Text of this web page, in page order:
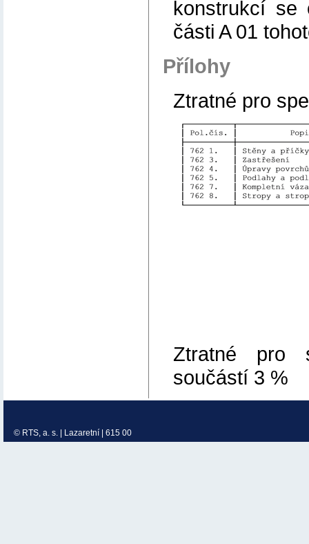
konstrukcí se
části A 01
Přílohy
Ztratné pro
Ztratné pro
součástí 3 %
© RTS, a. s. | Lazaretní | 615 00